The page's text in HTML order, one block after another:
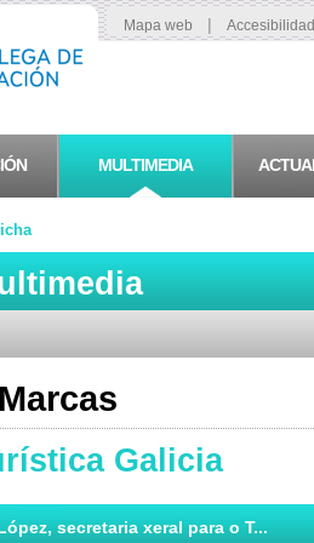
Mapa web |
MULTIMEDIA
Galicia
secretaria xeral para o T...